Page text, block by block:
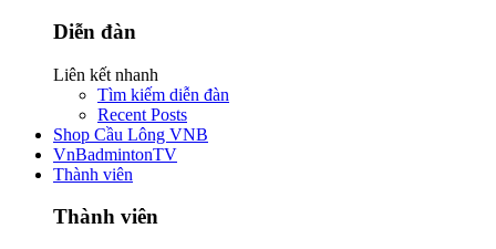
Diễn đàn
Liên kết nhanh
Tìm kiếm diễn đàn
Recent Posts
Shop Cầu Lông VNB
VnBadmintonTV
Thành viên
Thành viên